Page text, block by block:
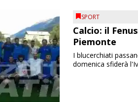
SPORT
Calcio: il
Piemonte
I blucerchiati
domenica sfiderà